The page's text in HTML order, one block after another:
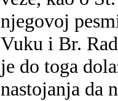
njegovoj
Vuku i Br.
je do toga
nastojanja da